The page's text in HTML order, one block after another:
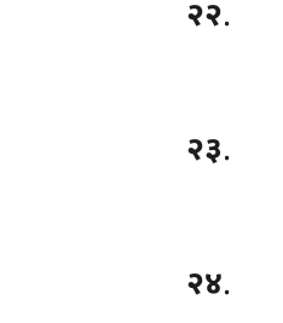
२२.
२३.
२४.